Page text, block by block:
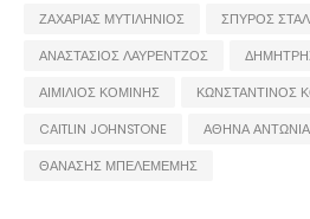
ΖΑΧΑΡΙΑΣ ΜΥΤΙΛΗΝΙΟΣ
ΣΠΥΡΟΣ
ΑΝΑΣΤΑΣΙΟΣ ΛΑΥΡΕΝΤΖΟΣ
ΑΙΜΙΛΙΟΣ ΚΟΜΙΝΗΣ
ΚΩΝΣΤΑΝΤΙΝΟΣ
CAITLIN JOHNSTONE
ΑΘΗΝΑ
ΘΑΝΑΣΗΣ ΜΠΕΛΕΜΕΜΗΣ